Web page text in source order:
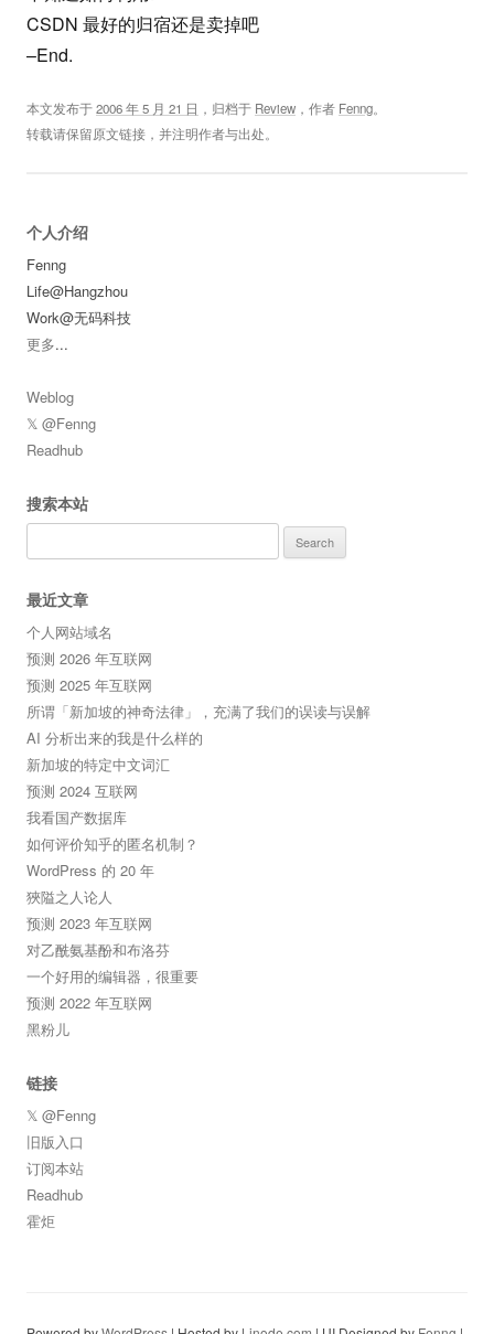
CSDN 最好的归宿还是卖掉吧
–End.
本文发布于2006 年 5 月 21 日 ，归档于 Review ，作者 Fenng。
转载请保留原文链接，并注明作者与出处。
个人介绍
Fenng
Life@Hangzhou
Work@无码科技
更多...
Weblog
𝕏 @Fenng
Readhub
搜索本站
for:
最近文章
个人网站域名
预测 2026 年互联网
预测 2025 年互联网
所谓「新加坡的神奇法律」，充满了我们的误读与误解
AI 分析出来的我是什么样的
新加坡的特定中文词汇
预测 2024 互联网
我看国产数据库
如何评价知乎的匿名机制？
WordPress 的 20 年
狹隘之人论人
预测 2023 年互联网
对乙酰氨基酚和布洛芬
一个好用的编辑器，很重要
预测 2022 年互联网
黑粉儿
链接
𝕏 @Fenng
旧版入口
订阅本站
Readhub
霍炬